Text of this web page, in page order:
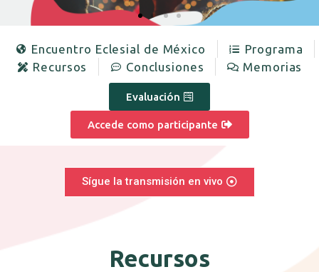
Encuentro Eclesial de México
Programa
Recursos
Conclusiones Memorias
Evaluación
Accede como participante
Sígue la transmisión en vivo
Recursos